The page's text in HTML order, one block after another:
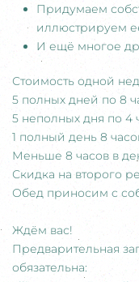
Придумаем
иллюстрируем
И ещё многое
Стоимость одной
5 полных дней по 8
5 неполных дня по 4
1 полный день 8
Меньше 8 часов в
Скидка на второго
Обед приносим с
Ждём вас!
Предварительная
обязательна: